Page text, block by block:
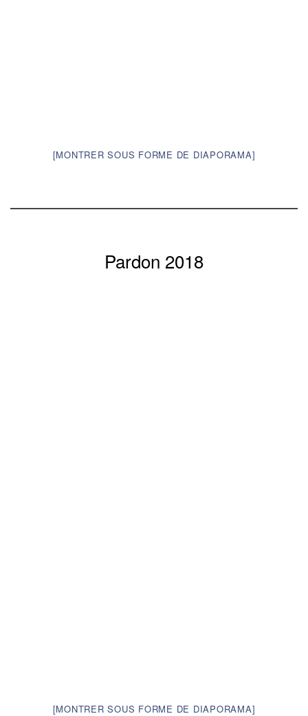
[MONTRER SOUS FORME DE DIAPORAMA]
Pardon 2018
[MONTRER SOUS FORME DE DIAPORAMA]